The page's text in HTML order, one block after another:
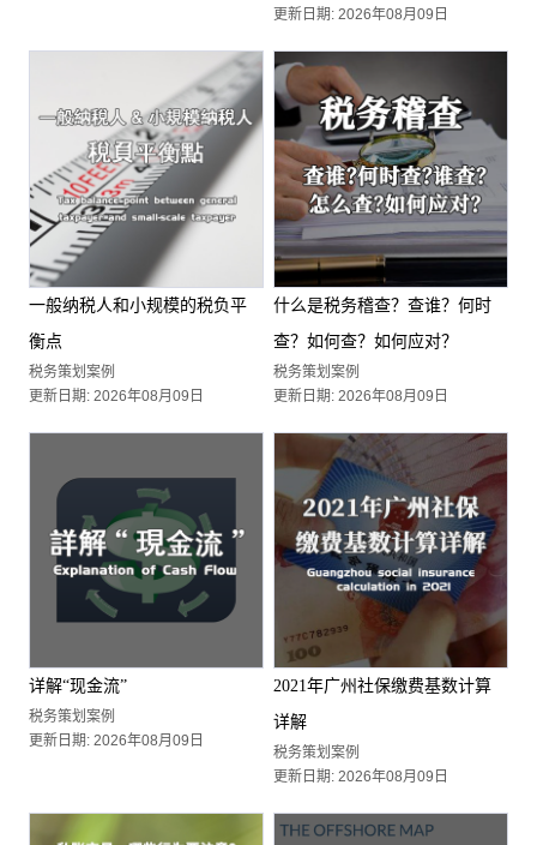
更新日期: 2026年08月09日
一般纳税人和小规模的税负平
衡点
税务策划案例
更新日期: 2026年08月09日
什么是税务稽查？查谁？何时
查？如何查？如何应对？
税务策划案例
更新日期: 2026年08月09日
详解“现金流”
税务策划案例
更新日期: 2026年08月09日
2021年广州社保缴费基数计算
详解
税务策划案例
更新日期: 2026年08月09日